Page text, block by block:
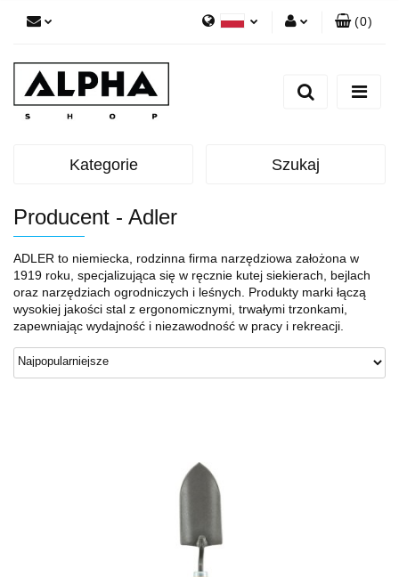
Zarejestruj się
(0)
Kategorie Szukaj
Producent - Adler
ADLER to niemiecka, rodzinna firma narzędziowa założona w
1919 roku, specjalizująca się w ręcznie kutej siekierach, bejlach
oraz narzędziach ogrodniczych i leśnych. Produkty marki łączą
wysokiej jakości stal z ergonomicznymi, trwałymi trzonkami,
zapewniając wydajność i niezawodność w pracy i rekreacji.